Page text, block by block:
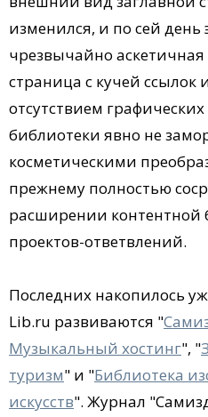
изменился, и по сей день
чрезвычайно
страница с кучей
отсутствием
библиотеки явно не
косметическими
прежнему полностью
расширении контентной
проектов-ответвлений.
Последних накопилось
Lib.ru развиваются "
Музыкальный хостинг", "
туризм" и "Библиотека
искусств". Журнал